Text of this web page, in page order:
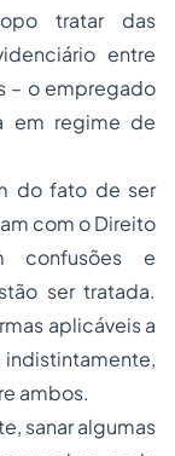
tratar das
entre
– o empregado
em regime de
do fato de ser
com o Direito
confusões e
ser tratada.
aplicáveis a
ambos.
sanar algumas